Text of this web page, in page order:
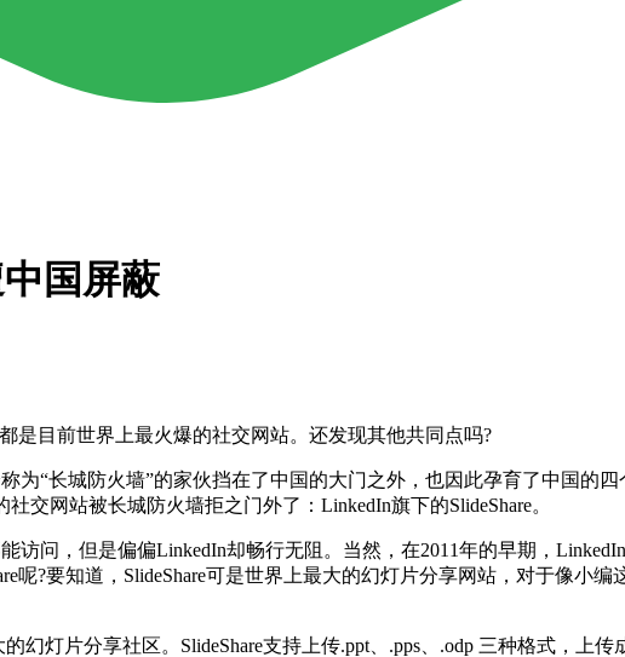
国屏蔽
目前世界上最火爆的社交网站。还发现其他共同点吗?
“长城防火墙”的家伙挡在了中国的大门之外，也因此孕育了中国的四
网站被长城防火墙拒之门外了：LinkedIn旗下的SlideShare。
，但是偏偏LinkedIn却畅行无阻。当然，在2011年的早期，
?要知道，SlideShare可是世界上最大的幻灯片分享网站，对于像小编
灯片分享社区。SlideShare支持上传.ppt、.pps、.odp 三种格式，上传